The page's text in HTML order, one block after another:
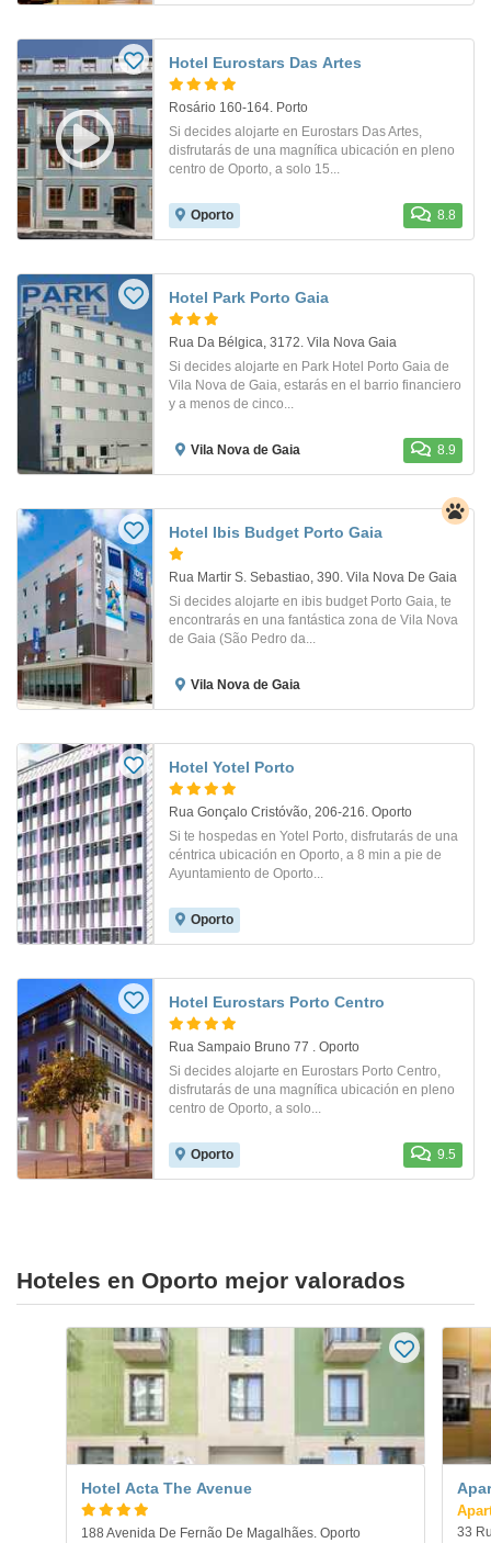
Hotel Eurostars Das Artes
Rosário 160-164. Porto
Si decides alojarte en Eurostars Das Artes,
disfrutarás de una magnífica ubicación en pleno
centro de Oporto, a solo 15...
Oporto 8.8
Hotel Park Porto Gaia
Rua Da Bélgica, 3172. Vila Nova Gaia
Si decides alojarte en Park Hotel Porto Gaia de
Vila Nova de Gaia, estarás en el barrio financiero
y a menos de cinco...
Vila Nova de Gaia 8.9
Hotel Ibis Budget Porto Gaia
Rua Martir S. Sebastiao, 390. Vila Nova De Gaia
Si decides alojarte en ibis budget Porto Gaia, te
encontrarás en una fantástica zona de Vila Nova
de Gaia (São Pedro da...
Vila Nova de Gaia
Hotel Yotel Porto
Rua Gonçalo Cristóvão, 206-216. Oporto
Si te hospedas en Yotel Porto, disfrutarás de una
céntrica ubicación en Oporto, a 8 min a pie de
Ayuntamiento de Oporto...
Oporto
Hotel Eurostars Porto Centro
Rua Sampaio Bruno 77 . Oporto
Si decides alojarte en Eurostars Porto Centro,
disfrutarás de una magnífica ubicación en pleno
centro de Oporto, a solo...
Oporto 9.5
Hoteles en Oporto mejor valorados
Hotel Acta The Avenue
188 Avenida De Fernão De Magalhães. Oporto
33